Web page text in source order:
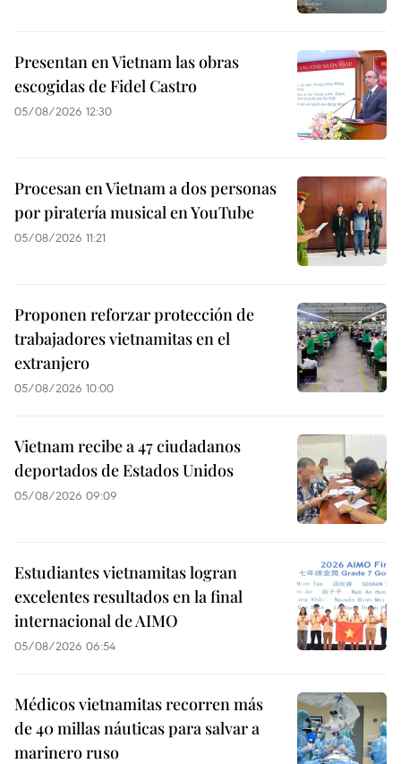
Presentan en Vietnam las obras
escogidas de Fidel Castro
05/08/2026 12:30
Procesan en Vietnam a dos personas
por piratería musical en YouTube
05/08/2026 11:21
Proponen reforzar protección de
trabajadores vietnamitas en el
extranjero
05/08/2026 10:00
Vietnam recibe a 47 ciudadanos
deportados de Estados Unidos
05/08/2026 09:09
Estudiantes vietnamitas logran
excelentes resultados en la final
internacional de AIMO
05/08/2026 06:54
Médicos vietnamitas recorren más
de 40 millas náuticas para salvar a
marinero ruso